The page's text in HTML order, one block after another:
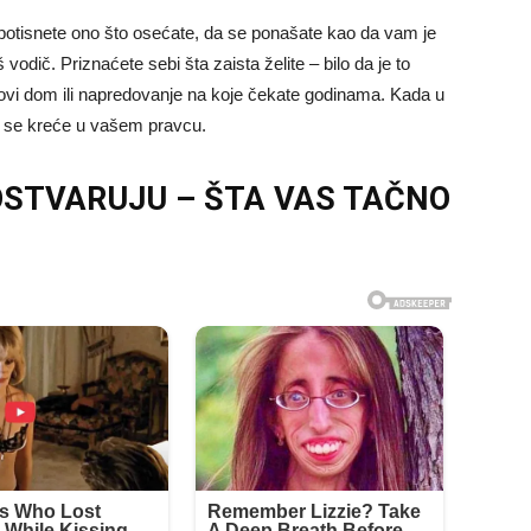
ono što osećate, da se ponašate kao da vam je
Priznaćete sebi šta zaista želite – bilo da je to
dom ili napredovanje na koje čekate godinama. Kada u
se kreće u vašem pravcu.
– ŠTA VAS TAČNO